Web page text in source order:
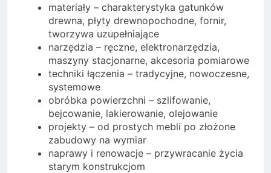
materiały – charakterystyka gatunków
drewna, płyty drewnopochodne, fornir,
tworzywa uzupełniające
narzędzia – ręczne, elektronarzędzia,
maszyny stacjonarne, akcesoria pomiarowe
techniki łączenia – tradycyjne, nowoczesne,
systemowe
obróbka powierzchni – szlifowanie,
bejcowanie, lakierowanie, olejowanie
projekty – od prostych mebli po złożone
zabudowy na wymiar
naprawy i renowacje – przywracanie życia
starym konstrukcjom